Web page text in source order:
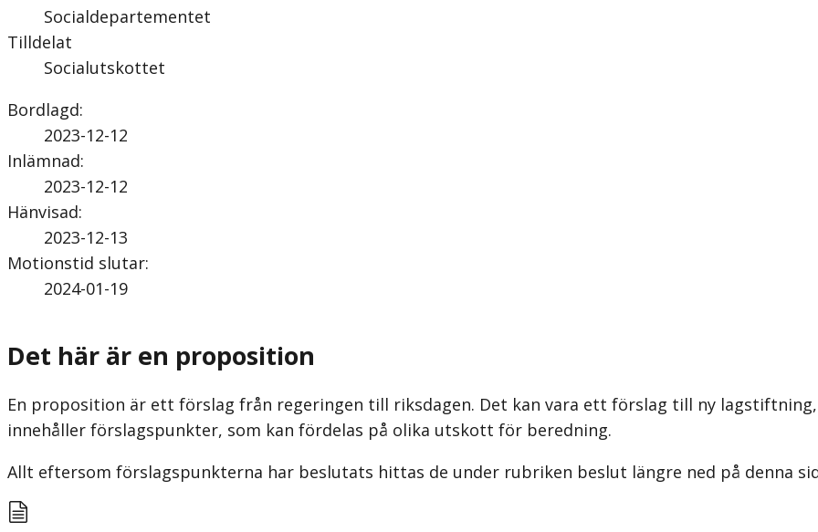
Socialdepartementet
Tilldelat
Socialutskottet
Bordlagd:
2023-12-12
Inlämnad:
2023-12-12
Hänvisad:
2023-12-13
Motionstid slutar:
2024-01-19
Det här är en proposition
En proposition är ett förslag från regeringen till riksdagen. Det kan vara ett förslag till ny
innehåller förslagspunkter, som kan fördelas på olika utskott för beredning.
Allt eftersom förslagspunkterna har beslutats hittas de under rubriken beslut längre ned på denna